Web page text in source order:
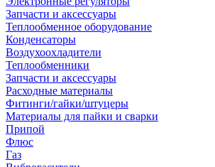
Запчасти и аксессуары
Теплообменное оборудование
Конденсаторы
Воздухоохладители
Теплообменники
Запчасти и аксессуары
Расходные материалы
Фитинги/гайки/штуцеры
Материалы для пайки и сварки
Припой
Флюс
Газ